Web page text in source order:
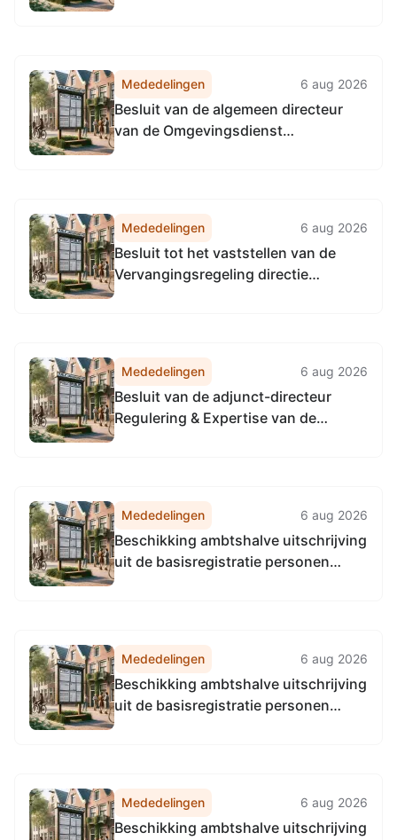
Mededelingen 6 aug 2026
Besluit van de algemeen directeur
van de Omgevingsdienst
directeur Omgevingsdienst
Noordzeekanaalgebied
Mededelingen 6 aug 2026
Besluit tot het vaststellen van de
Vervangingsregeling directie
Mededelingen 6 aug 2026
Besluit van de adjunct-directeur
Regulering & Expertise van de
Vervangingsregeling directie
Regulering & Expertise
Omgevingsdienst
Noordzeekanaalgebied
Mededelingen 6 aug 2026
Beschikking ambtshalve uitschrijving
uit de basisregistratie personen
Mededelingen 6 aug 2026
Beschikking ambtshalve uitschrijving
uit de basisregistratie personen
Mededelingen 6 aug 2026
Beschikking ambtshalve uitschrijving